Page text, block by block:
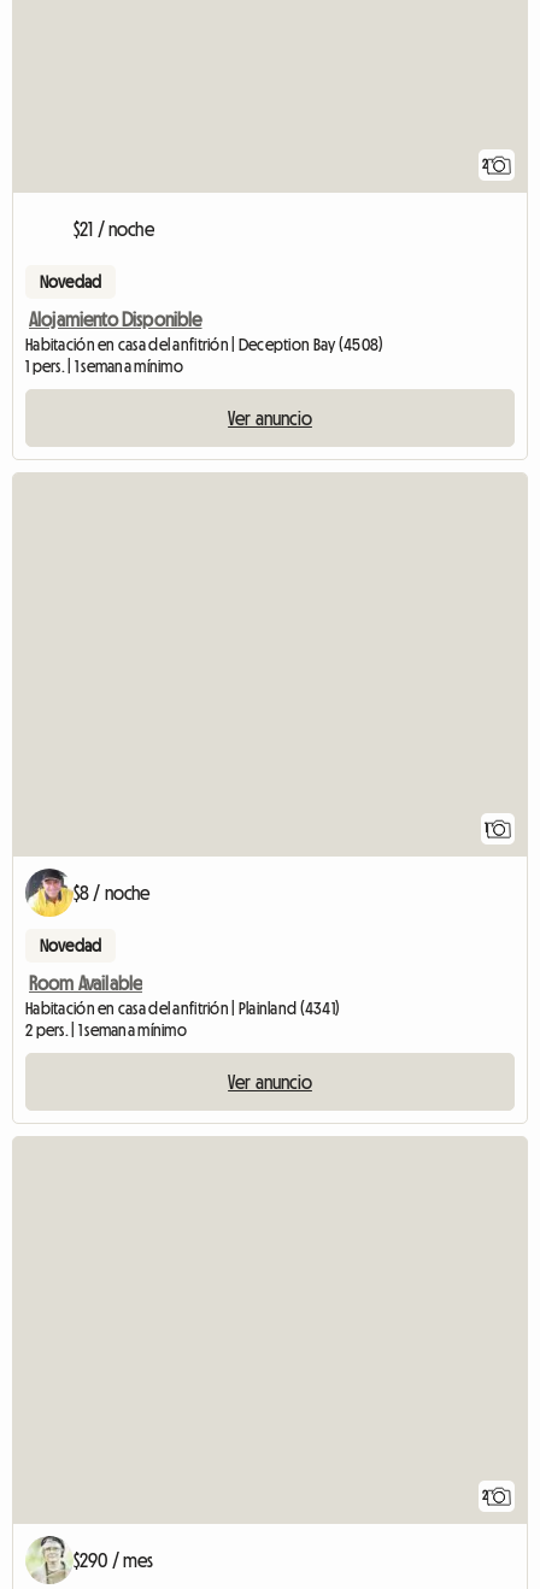
2
$21 / noche
Novedad
Alojamiento Disponible
Habitación en casa del anfitrión | Deception Bay (4508)
1 pers. | 1 semana mínimo
Ver anuncio
1
$8 / noche
Novedad
Room Available
Habitación en casa del anfitrión | Plainland (4341)
2 pers. | 1 semana mínimo
Ver anuncio
2
$290 / mes